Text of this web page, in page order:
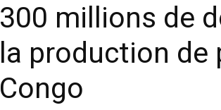
300 millions de
la production
Congo